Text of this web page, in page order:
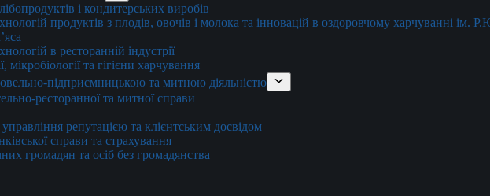
і кондитерських виробів
продуктів з плодів, овочів і молока та інновацій в оздоровчому харчуванні ім.
в ресторанній індустрії
мікробіології та гігієни харчування
підприємницькою та митною діяльністю
ресторанної та митної справи
репутацією та клієнтським досвідом
справи та страхування
громадян та осіб без громадянства